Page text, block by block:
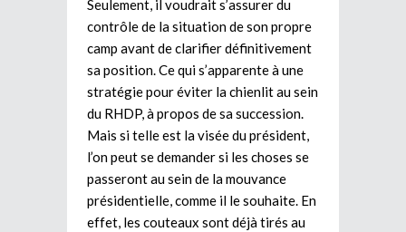
Seulement, il voudrait s’assurer du
contrôle de la situation de son propre
camp avant de clarifier définitivement
sa position. Ce qui s’apparente à une
stratégie pour éviter la chienlit au sein
du RHDP, à propos de sa succession.
Mais si telle est la visée du président,
l’on peut se demander si les choses se
passeront au sein de la mouvance
présidentielle, comme il le souhaite. En
effet, les couteaux sont déjà tirés au